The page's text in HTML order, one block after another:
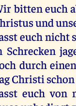
bitten euch
und
euch nicht
Schrecken
durch einen
Christi schon
euch von